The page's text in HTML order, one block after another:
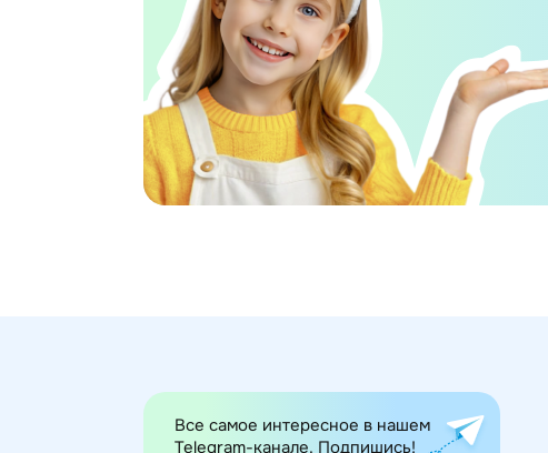
Все самое интересное в нашем
Telegram-канале. Подпишись!